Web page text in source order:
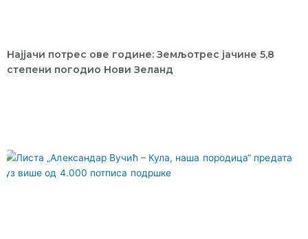
Најјачи потрес ове године: Земљотрес јачине 5,8
степени погодио Нови Зеланд